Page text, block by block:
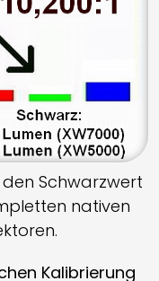
Schwarzwert
nativen
Kalibrierung